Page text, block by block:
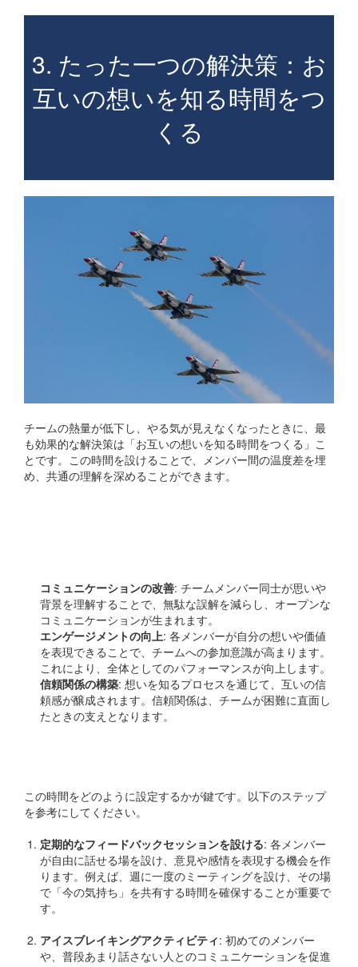
3. たった一つの解決策：お
互いの想いを知る時間をつ
くる
チームの熱量が低下し、やる気が見えなくなったときに、最
も効果的な解決策は「お互いの想いを知る時間をつくる」こ
とです。この時間を設けることで、メンバー間の温度差を埋
め、共通の理解を深めることができます。
コミュニケーションの改善: チームメンバー同士が思いや
背景を理解することで、無駄な誤解を減らし、オープンな
コミュニケーションが生まれます。
エンゲージメントの向上: 各メンバーが自分の想いや価値
を表現できることで、チームへの参加意識が高まります。
これにより、全体としてのパフォーマンスが向上します。
信頼関係の構築: 想いを知るプロセスを通じて、互いの信
頼感が醸成されます。信頼関係は、チームが困難に直面し
たときの支えとなります。
この時間をどのように設定するかが鍵です。以下のステップ
を参考にしてください。
定期的なフィードバックセッションを設ける: 各メンバー
が自由に話せる場を設け、意見や感情を表現する機会を作
ります。例えば、週に一度のミーティングを設け、その場
で「今の気持ち」を共有する時間を確保することが重要で
す。
アイスブレイキングアクティビティ: 初めてのメンバー
や、普段あまり話さない人とのコミュニケーションを促進